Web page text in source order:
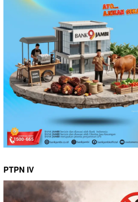
PTPN IV